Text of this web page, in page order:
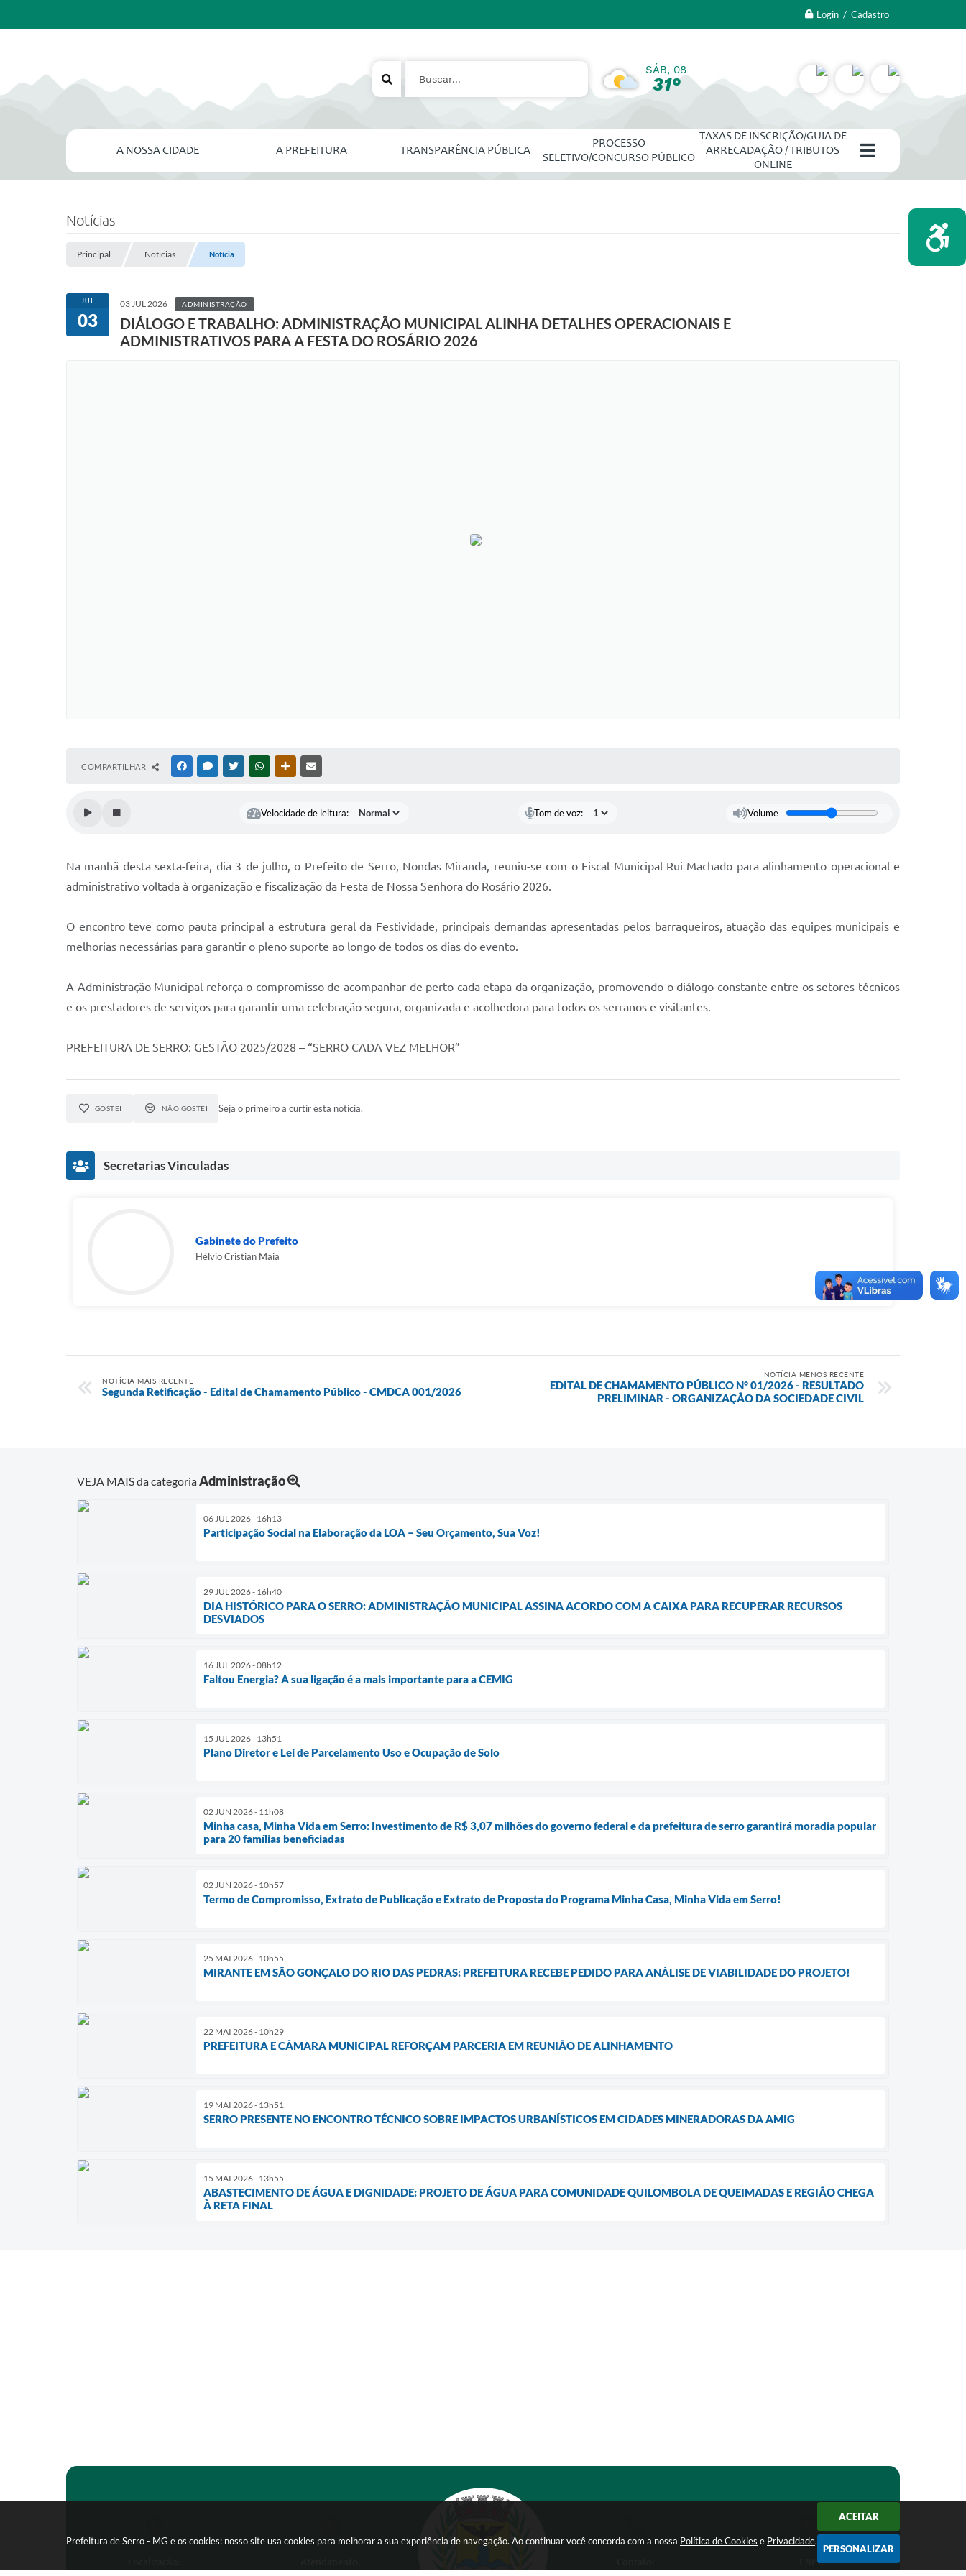
Prefeitura de Serro - MG e os cookies: nosso site usa cookies para melhorar a sua experiência de navegação. Ao continuar você concorda com a nossa Política de Cookies e Privacidade.
ACEITAR
PERSONALIZAR
Login / Cadastro
SÁB, 08
31°
A NOSSA CIDADE A PREFEITURA TRANSPARÊNCIA PÚBLICA
PROCESSO
SELETIVO/CONCURSO PÚBLICO
TAXAS DE INSCRIÇÃO/GUIA DE
ARRECADAÇÃO / TRIBUTOS
ONLINE
Notícias
Principal Notícias Notícia
JUL
03
03 JUL 2026 ADMINISTRAÇÃO
DIÁLOGO E TRABALHO: ADMINISTRAÇÃO MUNICIPAL ALINHA DETALHES OPERACIONAIS E
ADMINISTRATIVOS PARA A FESTA DO ROSÁRIO 2026
COMPARTILHAR FACEBOOKMESSENGER
TWITTERWHATSAPPOUTRAS MÍDIAS
Velocidade de leitura: Tom de voz: Volume
Na manhã desta sexta-feira, dia 3 de julho, o Prefeito de Serro, Nondas Miranda, reuniu-se com o Fiscal Municipal Rui Machado para alinhamento operacional e
administrativo voltada à organização e fiscalização da Festa de Nossa Senhora do Rosário 2026.
O encontro teve como pauta principal a estrutura geral da Festividade, principais demandas apresentadas pelos barraqueiros, atuação das equipes municipais e
melhorias necessárias para garantir o pleno suporte ao longo de todos os dias do evento.
A Administração Municipal reforça o compromisso de acompanhar de perto cada etapa da organização, promovendo o diálogo constante entre os setores técnicos
e os prestadores de serviços para garantir uma celebração segura, organizada e acolhedora para todos os serranos e visitantes.
PREFEITURA DE SERRO: GESTÃO 2025/2028 – “SERRO CADA VEZ MELHOR”
GOSTEI NÃO GOSTEI Seja o primeiro a curtir esta notícia.
Secretarias Vinculadas
Gabinete do Prefeito
Hélvio Cristian Maia
NOTÍCIA MAIS RECENTE
Segunda Retificação - Edital de Chamamento Público - CMDCA 001/2026
NOTÍCIA MENOS RECENTE
EDITAL DE CHAMAMENTO PÚBLICO N° 01/2026 - RESULTADO
PRELIMINAR - ORGANIZAÇÃO DA SOCIEDADE CIVIL
VEJA MAIS da categoriaAdministração
06 JUL 2026 - 16h13
Participação Social na Elaboração da LOA – Seu Orçamento, Sua Voz!
29 JUL 2026 - 16h40
DIA HISTÓRICO PARA O SERRO: ADMINISTRAÇÃO MUNICIPAL ASSINA ACORDO COM A CAIXA PARA RECUPERAR RECURSOS
DESVIADOS
16 JUL 2026 - 08h12
Faltou Energia? A sua ligação é a mais importante para a CEMIG
15 JUL 2026 - 13h51
Plano Diretor e Lei de Parcelamento Uso e Ocupação de Solo
02 JUN 2026 - 11h08
Minha casa, Minha Vida em Serro: Investimento de R$ 3,07 milhões do governo federal e da prefeitura de serro garantirá moradia popular
para 20 famílias beneficiadas
02 JUN 2026 - 10h57
Termo de Compromisso, Extrato de Publicação e Extrato de Proposta do Programa Minha Casa, Minha Vida em Serro!
25 MAI 2026 - 10h55
MIRANTE EM SÃO GONÇALO DO RIO DAS PEDRAS: PREFEITURA RECEBE PEDIDO PARA ANÁLISE DE VIABILIDADE DO PROJETO!
22 MAI 2026 - 10h29
PREFEITURA E CÂMARA MUNICIPAL REFORÇAM PARCERIA EM REUNIÃO DE ALINHAMENTO
19 MAI 2026 - 13h51
SERRO PRESENTE NO ENCONTRO TÉCNICO SOBRE IMPACTOS URBANÍSTICOS EM CIDADES MINERADORAS DA AMIG
15 MAI 2026 - 13h55
ABASTECIMENTO DE ÁGUA E DIGNIDADE: PROJETO DE ÁGUA PARA COMUNIDADE QUILOMBOLA DE QUEIMADAS E REGIÃO CHEGA
À RETA FINAL
CNPJ: